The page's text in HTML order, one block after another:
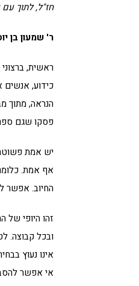
חז"ל, לתוך עם
ר' שמעון בן
ראשית,
כידוע,
הנראה, מתוך
פסקו שגם
יש אמת
אף אמת.
החיוב. אפשר
זהו היופי
ובכל קבוצה.
אינו נעוץ
אי אפשר